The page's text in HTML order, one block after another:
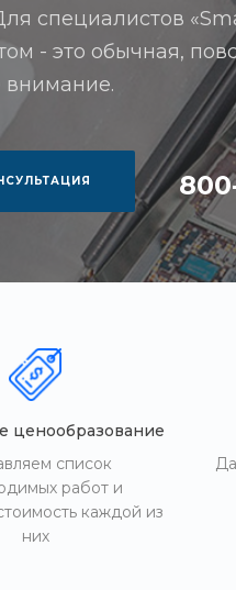
специалистов
- это обычная,
внимание.
ценообразование
список
работ и
каждой из
них